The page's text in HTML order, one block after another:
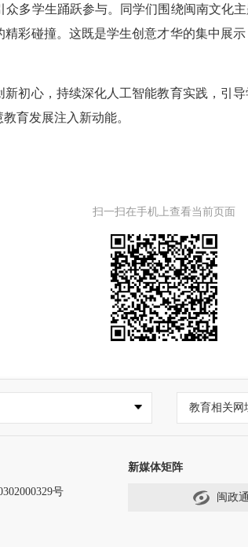
学生踊跃参与。同学们围绕闽南文化主
彩碰撞。这既是学生创意才华的集中展
心，持续深化人工智能教育实践，引
育发展注入新动能。
扫一扫在手机上查看当前页面
教育相关网
号
新媒体矩阵
闽政通